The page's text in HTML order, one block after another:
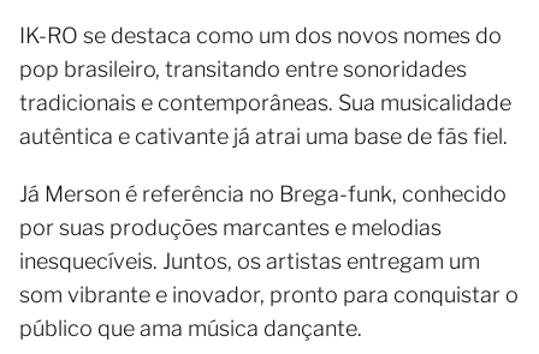
IK-RO se destaca como um dos novos nomes do
pop brasileiro, transitando entre sonoridades
tradicionais e contemporâneas. Sua musicalidade
autêntica e cativante já atrai uma base de fãs fiel.
Já Merson é referência no Brega-funk, conhecido
por suas produções marcantes e melodias
inesquecíveis. Juntos, os artistas entregam um
som vibrante e inovador, pronto para conquistar o
público que ama música dançante.